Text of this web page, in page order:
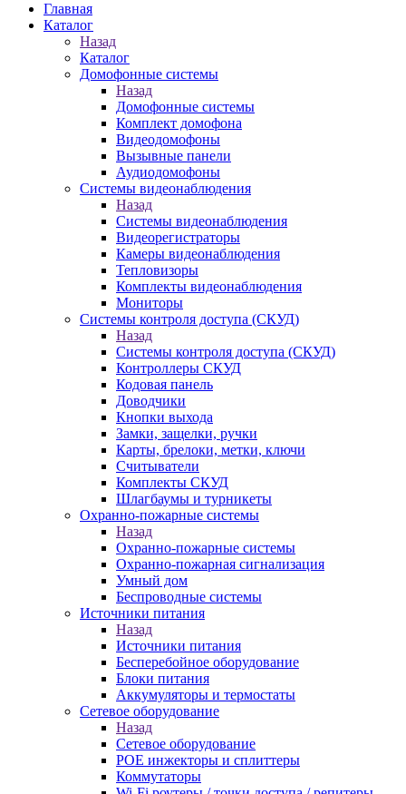
Главная
Каталог
Назад
Каталог
Домофонные системы
Назад
Домофонные системы
Комплект домофона
Видеодомофоны
Вызывные панели
Аудиодомофоны
Системы видеонаблюдения
Назад
Системы видеонаблюдения
Видеорегистраторы
Камеры видеонаблюдения
Тепловизоры
Комплекты видеонаблюдения
Мониторы
Системы контроля доступа (СКУД)
Назад
Системы контроля доступа (СКУД)
Контроллеры СКУД
Кодовая панель
Доводчики
Кнопки выхода
Замки, защелки, ручки
Карты, брелоки, метки, ключи
Считыватели
Комплекты СКУД
Шлагбаумы и турникеты
Охранно-пожарные системы
Назад
Охранно-пожарные системы
Охранно-пожарная сигнализация
Умный дом
Беспроводные системы
Источники питания
Назад
Источники питания
Бесперебойное оборудование
Блоки питания
Аккумуляторы и термостаты
Сетевое оборудование
Назад
Сетевое оборудование
POE инжекторы и сплиттеры
Коммутаторы